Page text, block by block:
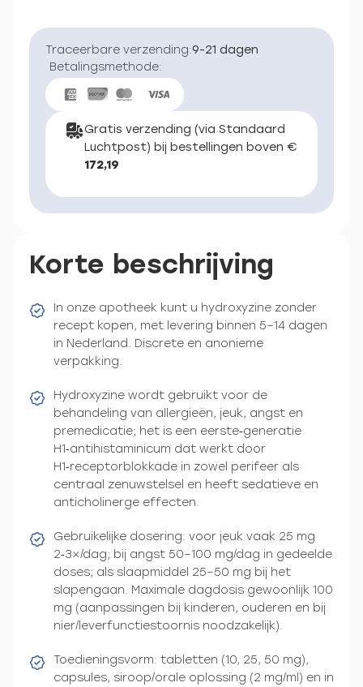
Traceerbare verzending:9-21 dagen
Betalingsmethode:
Gratis verzending (via Standaard
Luchtpost) bij bestellingen boven €
172,19
Korte beschrijving
In onze apotheek kunt u hydroxyzine zonder
recept kopen, met levering binnen 5–14 dagen
in Nederland. Discrete en anonieme
verpakking.
Hydroxyzine wordt gebruikt voor de
behandeling van allergieën, jeuk, angst en
premedicatie; het is een eerste‑generatie
H1‑antihistaminicum dat werkt door
H1‑receptorblokkade in zowel perifeer als
centraal zenuwstelsel en heeft sedatieve en
anticholinerge effecten.
Gebruikelijke dosering: voor jeuk vaak 25 mg
2‑3×/dag; bij angst 50–100 mg/dag in gedeelde
doses; als slaapmiddel 25–50 mg bij het
slapengaan. Maximale dagdosis gewoonlijk 100
mg (aanpassingen bij kinderen, ouderen en bij
nier/leverfunctiestoornis noodzakelijk).
Toedieningsvorm: tabletten (10, 25, 50 mg),
capsules, siroop/orale oplossing (2 mg/ml) en in